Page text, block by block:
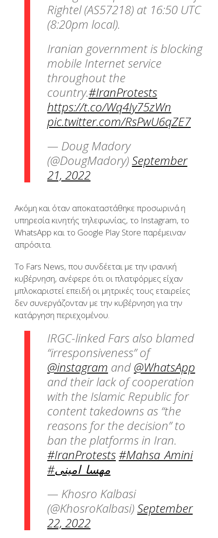
Rightel (AS57218) at 16:50 UTC
(8:20pm local).
Iranian government is blocking
mobile Internet service
throughout the
country.#IranProtests
https://t.co/Wq4Iy75zWn
pic.twitter.com/RsPwU6qZE7
— Doug Madory
(@DougMadory)September
21, 2022
Ακόμη και όταν αποκαταστάθηκε προσωρινά η
υπηρεσία κινητής τηλεφωνίας, το Instagram, το
WhatsApp και το Google Play Store παρέμειναν
απρόσιτα.
Το Fars News, που συνδέεται με την ιρανική
κυβέρνηση, ανέφερε ότι οι πλατφόρμες είχαν
μπλοκαριστεί επειδή οι μητρικές τους εταιρείες
δεν συνεργάζονταν με την κυβέρνηση για την
κατάργηση περιεχομένου.
IRGC-linked Fars also blamed
“irresponsiveness” of
@instagram and @WhatsApp
and their lack of cooperation
with the Islamic Republic for
content takedowns as “the
reasons for the decision” to
ban the platforms in Iran.
#IranProtests#Mahsa_Amini
#مهسا_امینی
— Khosro Kalbasi
(@KhosroKalbasi)September
22, 2022